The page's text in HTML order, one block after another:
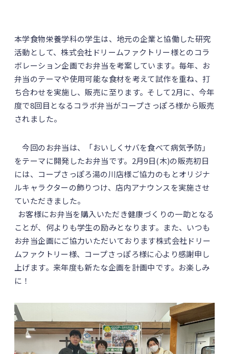
本学食物栄養学科の学生は、地元の企業と協働した研究
活動として、株式会社ドリームファクトリー様とのコラ
ボレーション企画でお弁当を考案しています。毎年、お
弁当のテーマや使用可能な食材を考えて試作を重ね、打
ち合わせを実施し、販売に至ります。そして2月に、今年
度で8回目となるコラボ弁当がコープさっぽろ様から販売
されました。
今回のお弁当は、「おいしくサバを食べて病気予防」
をテーマに開発したお弁当です。2月9日(木)の販売初日
には、コープさっぽろ湯の川店様ご協力のもとオリジナ
ルキャラクターの飾りつけ、店内アナウンスを実施させ
ていただきました。
お客様にお弁当を購入いただき健康づくりの一助となる
ことが、何よりも学生の励みとなります。また、いつも
お弁当企画にご協力いただいております株式会社ドリー
ムファクトリー様、コープさっぽろ様に心より感謝申し
上げます。来年度も新たな企画を計画中です。お楽しみ
に！